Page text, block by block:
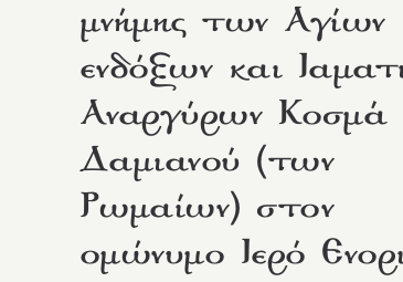
μνήμης των Αγίων
ενδόξων και
Αναργύρων Κοσμά
Δαμιανού (των
Ρωμαίων) στον
ομώνυμο Ιερό